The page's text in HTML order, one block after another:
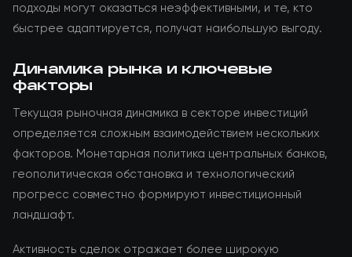
подходы могут оказаться неэффективными, и те, кто
быстрее адаптируется, получат наибольшую выгоду.
Динамика рынка и ключевые
факторы
Текущая рыночная динамика в секторе инвестиций
определяется сложным взаимодействием нескольких
факторов. Монетарная политика центральных банков,
геополитическая обстановка и технологический
прогресс совместно формируют инвестиционный
ландшафт.
Активность сделок отражает более широкую